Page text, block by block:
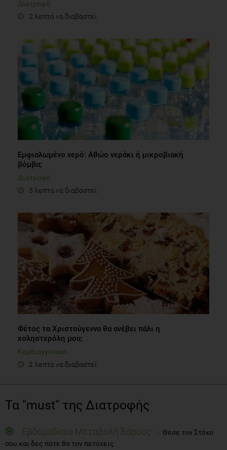
Διατροφή
2 λεπτά να διαβαστεί
Εμφιαλωμένο νερό: Αθώο νεράκι ή μικροβιακή
βόμβα;
Διατροφή
3 λεπτά να διαβαστεί
Φέτος τα Χριστούγεννα θα ανέβει πάλι η
χοληστερόλη μου;
Καρδιαγγειακά
2 λεπτά να διαβαστεί
Τα "must" της Διατροφής
Εβδομαδίαια Μεταβολή Βάρους
Θέσε τον Στόχο
σου και δες πότε θα τον πετύχεις